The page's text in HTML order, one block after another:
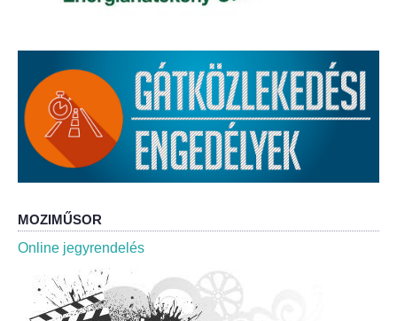
Szabályzatok
Pályázatok
Közbeszerzések
Szerződések
Közadat
Helyi Esélyegyenlőség Program
MOZIMŰSOR
Online jegyrendelés